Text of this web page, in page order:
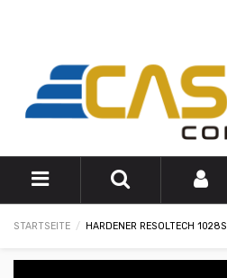
STARTSEITE HARDENER RESOLTECH 1028S